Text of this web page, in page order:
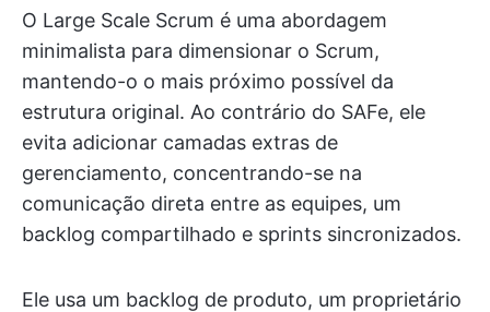
O Large Scale Scrum é uma abordagem
minimalista para dimensionar o Scrum,
mantendo-o o mais próximo possível da
estrutura original. Ao contrário do SAFe, ele
evita adicionar camadas extras de
gerenciamento, concentrando-se na
comunicação direta entre as equipes, um
backlog compartilhado e sprints sincronizados.
Ele usa um backlog de produto, um proprietário